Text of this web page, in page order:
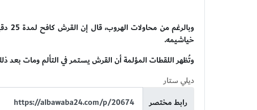
خياشيمه.
وتُظهر اللقطات المؤلمة أن القرش يستمر في التألم ومات بعد
ديلي ستار
رابط مختصر